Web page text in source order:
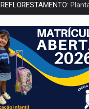
OVNIS NA LUA:Cientistas alertam
ACABOU COM PEUGEOT:
VÍDEO:Ladrão é filmado
BOLSAS DE PESQUISA:Iniciativa
MATERIAL: Brasil tem grandes
VÍDEO: Serpente capturada na